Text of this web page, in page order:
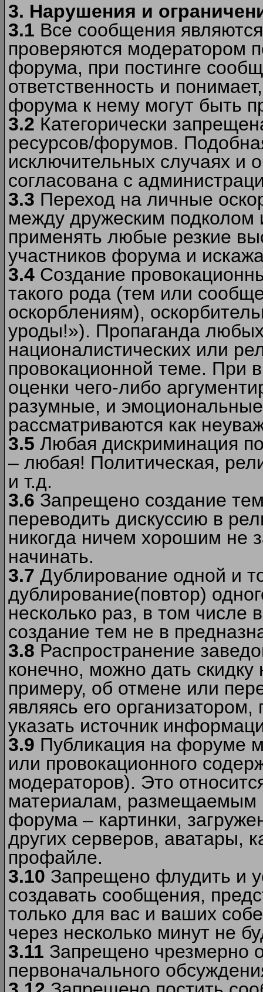
3. Нарушения и
3.1 Все сообщения
проверяются модератором
форума, при постинге
ответственность и
форума к нему могут быть
3.2 Категорически
ресурсов/форумов.
исключительных случаях и
согласована с
3.3 Переход на личные
между дружеским
применять любые резкие
участников форума и
3.4 Создание
такого рода (тем или
оскорблениям),
уроды!»). Пропаганда
националистических или
провокационной теме. При
оценки чего-либо
разумные, и
рассматриваются как
3.5 Любая дискриминация
– любая! Политическая,
и т.д.
3.6 Запрещено создание
переводить дискуссию в
никогда ничем хорошим не
начинать.
3.7 Дублирование одной и
дублирование(повтор)
несколько раз, в том числе
создание тем не в
3.8 Распространение
конечно, можно дать
примеру, об отмене или
являясь его
указать источник
3.9 Публикация на форуме
или провокационного
модераторов). Это
материалам, размещаемым
форума – картинки,
других серверов, аватары,
профайле.
3.10 Запрещено флудить и
создавать сообщения,
только для вас и ваших
через несколько минут не
3.11 Запрещено чрезмерно
первоначального